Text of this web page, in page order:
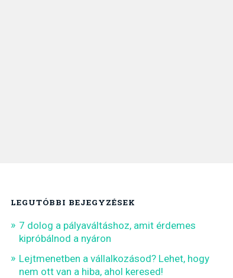
LEGUTÓBBI BEJEGYZÉSEK
7 dolog a pályaváltáshoz, amit érdemes
kipróbálnod a nyáron
Lejtmenetben a vállalkozásod? Lehet, hogy
nem ott van a hiba, ahol keresed!